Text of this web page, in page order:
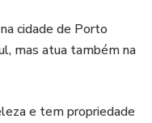
cidade de Porto
mas atua também na
e tem propriedade